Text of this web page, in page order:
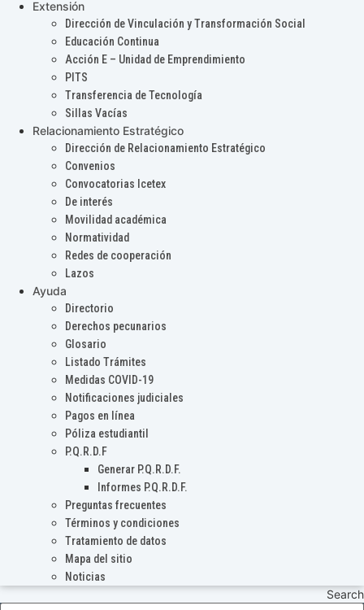
Extensión
Dirección de Vinculación y Transformación Social
Educación Continua
Acción E – Unidad de Emprendimiento
PITS
Transferencia de Tecnología
Sillas Vacías
Relacionamiento Estratégico
Dirección de Relacionamiento Estratégico
Convenios
Convocatorias Icetex
De interés
Movilidad académica
Normatividad
Redes de cooperación
Lazos
Ayuda
Directorio
Derechos pecunarios
Glosario
Listado Trámites
Medidas COVID-19
Notificaciones judiciales
Pagos en línea
Póliza estudiantil
P.Q.R.D.F
Generar P.Q.R.D.F.
Informes P.Q.R.D.F.
Preguntas frecuentes
Términos y condiciones
Tratamiento de datos
Mapa del sitio
Noticias
Search